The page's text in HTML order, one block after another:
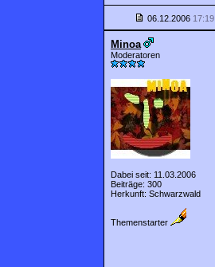
06.12.2006 17:19
Minoa
Moderatoren
Dabei seit: 11.03.2006
Beiträge: 300
Herkunft: Schwarzwald
Themenstarter